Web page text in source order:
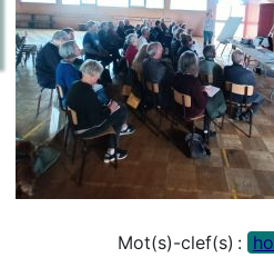
Mot(s)-clef(s) :